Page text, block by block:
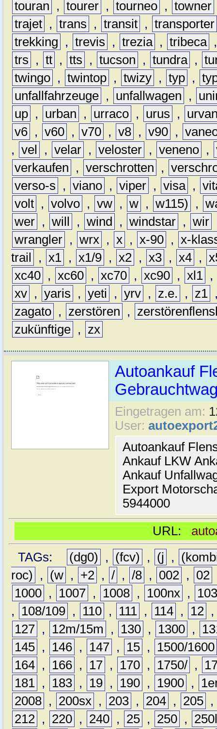
touran , tourer , tourneo , towner
trajet , trans , transit , transporter
trekking
, trevis , trezia , tribeca
trs
, tt , tts , tucson , tundra ,
twingo , twintop , twizy , typ ,
unfallfahrzeuge , unfallwagen ,
up , urban , urraco , urus ,
v6 , v60 , v70 , v8 , v90 ,
, vel , velar , veloster , veneno ,
verkaufen
, verschrotten ,
verso-s
, viano , viper , visa ,
volt , volvo , vw , w , w115) ,
wer , will , wind , windstar , wir
wrangler , wrx , x , x-90 , x-
trail
, x1 , x1/9 , x2 , x3 , x4 ,
xc40 , xc60 , xc70 , xc90 , xl1 ,
xv , yaris , yeti , yrv , z.e. , z1
zagato , zerstören ,
zukünftige , zx
Autoankauf
Eingetragen am:
User:
Autoankauf
Ankauf LKW
Ankauf
Export
5944000
URL:
TAGs:
(dg0) , (fcv) , (j ,
roc)
, (w , +2 , / , /8 , 002 , 02
1000 , 1007 , 1008 , 100nx ,
,
108/109 , 110 , 111 , 114 , 12
127 , 12m/15m , 130 , 1300 ,
145 , 146 , 147 , 15 ,
1500/1600
164 , 166 , 17 , 170 , 1750/ ,
181 , 183 , 19 , 190 , 1900 ,
2008 , 200sx , 203 , 204 , 205 ,
212 , 220 , 240 , 25 , 250 ,